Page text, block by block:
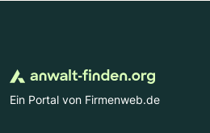
Ein Portal von Firmenweb.de